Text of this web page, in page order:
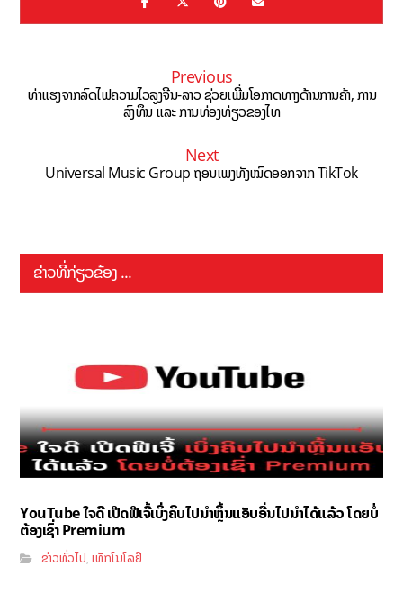
Previous
ທ່າແຮງຈາກລົດໄຟຄວາມໄວສູງຈີນ-ລາວ ຊ່ວຍເພີ່ມໂອກາດທາງດ້ານການຄ້າ, ການ
ລົງທຶນ ແລະ ການທ່ອງທ່ຽວຂອງໄທ
Next
Universal Music Group ຖອນເພງທັງໝົດອອກຈາກ TikTok
ຂ່າວທີ່ກ່ຽວຂ້ອງ ...
YouTube ໃຈດີ ເປີດຟີເຈີ້ເບິ່ງຄິບໄປນຳຫຼິ້ນແອັບອື່ນໄປນຳໄດ້ແລ້ວ ໂດຍບໍ່
ຕ້ອງເຊົ່າ Premium
ຂ່າວທົ່ວໄປ,ເທັກໂນໂລຢີ